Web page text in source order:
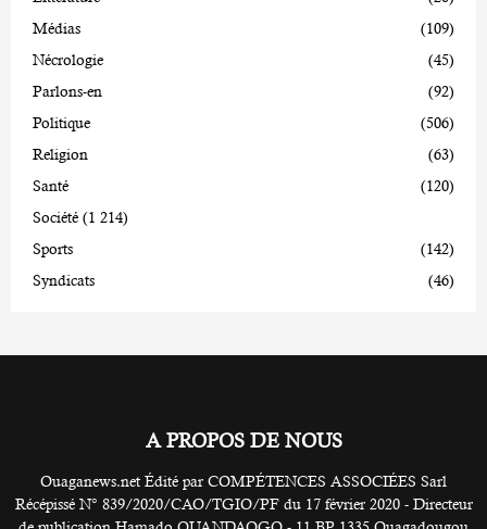
Médias
(109)
Nécrologie
(45)
Parlons-en
(92)
Politique
(506)
Religion
(63)
Santé
(120)
Société (1 214)
Sports
(142)
Syndicats
(46)
A PROPOS DE NOUS
Ouaganews.net Édité par COMPÉTENCES ASSOCIÉES Sarl
Récépissé N° 839/2020/CAO/TGIO/PF du 17 février 2020 - Directeur